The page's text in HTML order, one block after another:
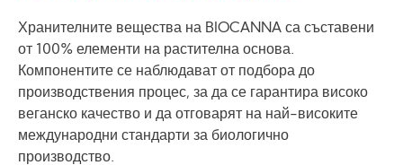
Хранителните вещества на BIOCANNA са съставени
от 100% елементи на растителна основа.
Компонентите се наблюдават от подбора до
производствения процес, за да се гарантира високо
веганско качество и да отговарят на най-високите
международни стандарти за биологично
производство.